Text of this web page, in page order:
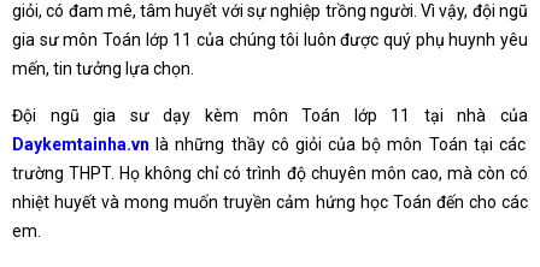
giỏi, có đam mê, tâm huyết với sự nghiệp trồng người. Vì vậy, đội ngũ
gia sư môn Toán lớp 11 của chúng tôi luôn được quý phụ huynh yêu
mến, tin tưởng lựa chọn.
Đội ngũ gia sư dạy kèm môn Toán lớp 11 tại nhà của
Daykemtainha.vn là những thầy cô giỏi của bộ môn Toán tại các
trường THPT. Họ không chỉ có trình độ chuyên môn cao, mà còn có
nhiệt huyết và mong muốn truyền cảm hứng học Toán đến cho các
em.